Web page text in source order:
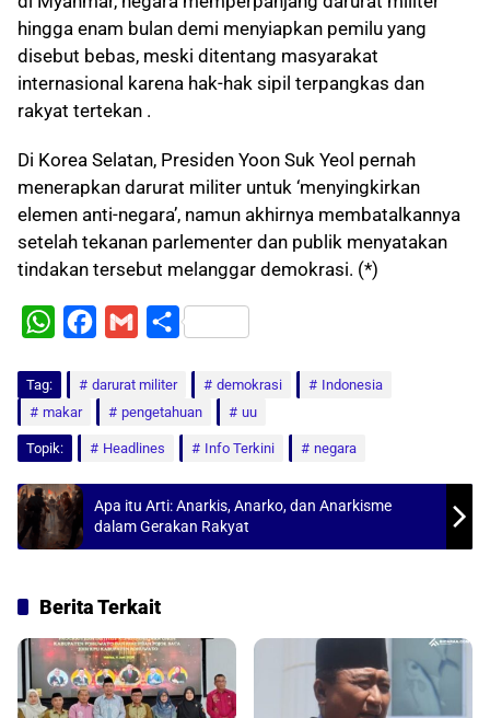
hingga enam bulan demi menyiapkan pemilu yang
disebut bebas, meski ditentang masyarakat
internasional karena hak-hak sipil terpangkas dan
rakyat tertekan .
Di Korea Selatan, Presiden Yoon Suk Yeol pernah
menerapkan darurat militer untuk ‘menyingkirkan
elemen anti-negara’, namun akhirnya membatalkannya
setelah tekanan parlementer dan publik menyatakan
tindakan tersebut melanggar demokrasi. (*)
W
t
s
A
p
p
c
e
b
o
o
k
a
i
l
S
r
Tag: darurat militer demokrasi
Indonesia
makar
pengetahuan uu
Topik: Headlines Info Terkini negara
Apa itu Arti: Anarkis, Anarko, dan Anarkisme
dalam Gerakan Rakyat
Berita Terkait